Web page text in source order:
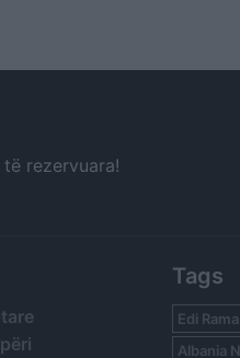
rezervuara!
Tags
Edi Rama
Albania